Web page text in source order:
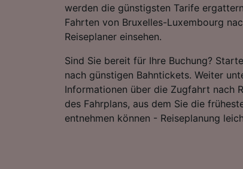
werden die günstigsten Tarife
Fahrten von Bruxelles-Luxembourg
Reiseplaner einsehen.
Sind Sie bereit für Ihre Buchung?
nach günstigen Bahntickets. Weiter
Informationen über die Zugfahrt nach
des Fahrplans, aus dem Sie die
entnehmen können - Reiseplanung